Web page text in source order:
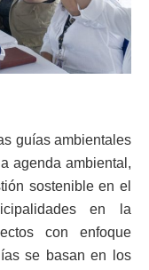
guías ambientales
agenda ambiental,
sostenible en el
en la
con enfoque
se basan en los